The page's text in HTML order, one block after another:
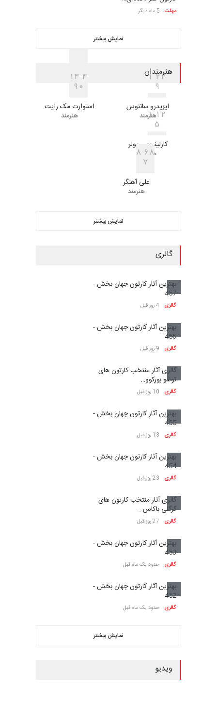
مهلت 5 ماه دیگر
نمایش بیشتر
هنرمندان
122
9
ایزیدرو سانتوس
هنرمند
1 4 4
9 0
استوارت مک رایت
هنرمند 112
5
کارلینیوس مولر
هنرمند8 68
7
علی آهنگر
هنرمند
نمایش بیشتر
گالری
بهترین آثار کارتون جهان بخش -
457
گالری 4 روز قبل
بهترین آثار کارتون جهان بخش -
456
گالری 9 روز قبل
گالری آثار منتخب کارتون های
توشو بورکوو…
گالری 10 روز قبل
بهترین آثار کارتون جهان بخش -
455
گالری 13 روز قبل
بهترین آثار کارتون جهان بخش -
454
گالری 23 روز قبل
گالری آثار منتخب کارتون های
گرگلی باکاس…
گالری 27 روز قبل
بهترین آثار کارتون جهان بخش -
453
گالری حدود یک ماه قبل
بهترین آثار کارتون جهان بخش -
452
گالری حدود یک ماه قبل
نمایش بیشتر
ویدیو